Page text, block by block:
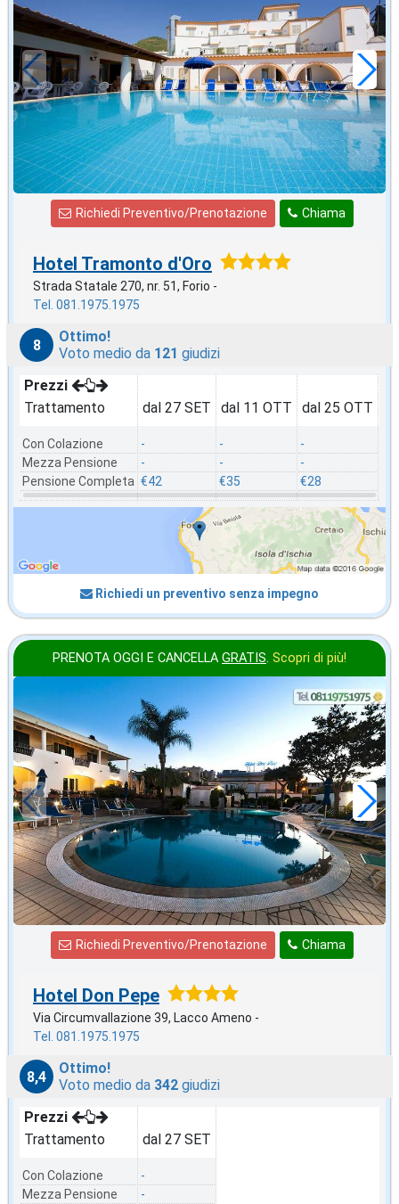
in offerta da
€28,43
a notte
Chiama
Richiedi Preventivo/Prenotazione
Hotel Tramonto d'Oro
Strada Statale 270, nr. 51, Forio -
Tel. 081.1975.1975
8
Ottimo!
Voto medio da 121 giudizi
Prezzi
Trattamento
Con Colazione
Mezza Pensione
Pensione Completa
dal 27 SET
-
-
€42
dal 11 OTT
-
-
€35
dal 25 OTT
-
-
€28
Richiedi un preventivo senza impegno
PRENOTA OGGI E CANCELLA GRATIS. Scopri di più!
ottobre
in offerta da
€52,71
a notte
Chiama
Richiedi Preventivo/Prenotazione
Hotel Don Pepe
Via Circumvallazione 39, Lacco Ameno -
Tel. 081.1975.1975
8,4
Ottimo!
Voto medio da 342 giudizi
Prezzi
Trattamento
Con Colazione
Mezza Pensione
dal 27 SET
-
-